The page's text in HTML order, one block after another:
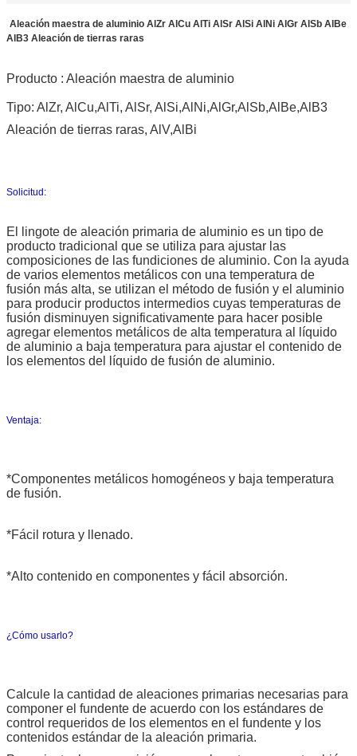
Aleación maestra de aluminio AlZr AlCu AlTi AlSr AlSi AlNi AlGr AlSb AlBe
AlB3 Aleación de tierras raras
Producto : Aleación maestra de aluminio
Tipo: AlZr, AlCu,AlTi, AlSr, AlSi,AlNi,AlGr,AlSb,AlBe,AlB3
Aleación de tierras raras, AlV,AlBi
Solicitud:
El lingote de aleación primaria de aluminio es un tipo de
producto tradicional que se utiliza para ajustar las
composiciones de las fundiciones de aluminio. Con la ayuda
de varios elementos metálicos con una temperatura de
fusión más alta, se utilizan el método de fusión y el aluminio
para producir productos intermedios cuyas temperaturas de
fusión disminuyen significativamente para hacer posible
agregar elementos metálicos de alta temperatura al líquido
de aluminio a baja temperatura para ajustar el contenido de
los elementos del líquido de fusión de aluminio.
Ventaja:
*Componentes metálicos homogéneos y baja temperatura
de fusión.
*Fácil rotura y llenado.
*Alto contenido en componentes y fácil absorción.
¿Cómo usarlo?
Calcule la cantidad de aleaciones primarias necesarias para
componer el fundente de acuerdo con los estándares de
control requeridos de los elementos en el fundente y los
contenidos estándar de la aleación primaria.